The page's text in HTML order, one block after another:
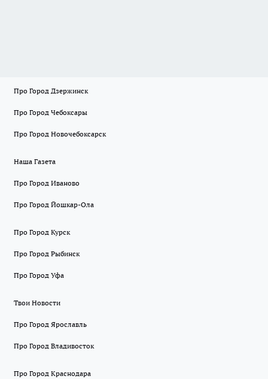
Про Город Дзержинск
Про Город Чебоксары
Про Город Новочебоксарск
Наша Газета
Про Город Иваново
Про Город Йошкар-Ола
Про Город Курск
Про Город Рыбинск
Про Город Уфа
Твои Новости
Про Город Ярославль
Про Город Владивосток
Про Город Краснодара